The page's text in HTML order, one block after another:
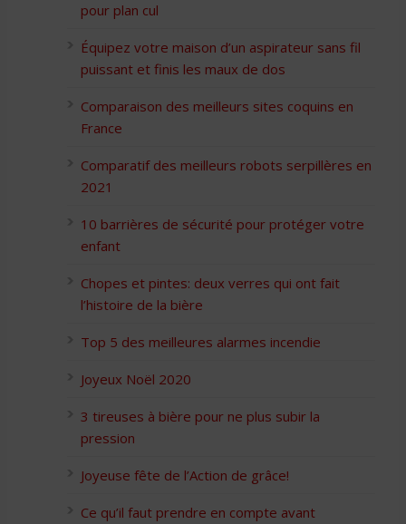
pour plan cul
Équipez votre maison d’un aspirateur sans fil
puissant et finis les maux de dos
Comparaison des meilleurs sites coquins en
France
Comparatif des meilleurs robots serpillères en
2021
10 barrières de sécurité pour protéger votre
enfant
Chopes et pintes: deux verres qui ont fait
l’histoire de la bière
Top 5 des meilleures alarmes incendie
Joyeux Noël 2020
3 tireuses à bière pour ne plus subir la
pression
Joyeuse fête de l’Action de grâce!
Ce qu’il faut prendre en compte avant